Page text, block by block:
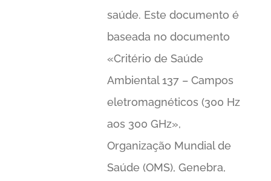
saúde. Este documento é
baseada no documento
«Critério de Saúde
Ambiental 137 – Campos
eletromagnéticos (300 Hz
aos 300 GHz»,
Organização Mundial de
Saúde (OMS), Genebra,